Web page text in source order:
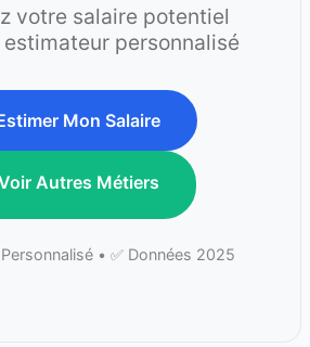
votre salaire potentiel
personnalisé
Mon Salaire
Autres Métiers
• ✅ Données 2025